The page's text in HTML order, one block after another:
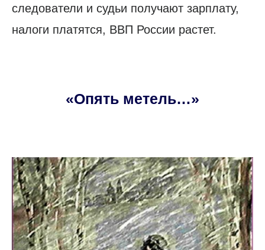
следователи и судьи получают зарплату,
налоги платятся, ВВП России растет.
«Опять метель…»